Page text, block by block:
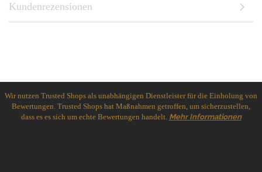
Kundenrezensionen
Wir nutzen Trusted Shops als unabhängigen Dienstleister für die Einholung von
Bewertungen. Trusted Shops hat Maßnahmen getroffen, um sicherzustellen,
dass es es sich um echte Bewertungen handelt. Mehr Informationen